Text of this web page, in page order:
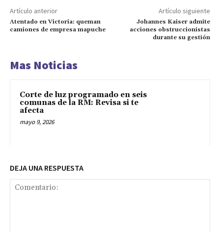
Artículo anterior
Atentado en Victoria: queman
camiones de empresa mapuche
Artículo siguiente
Johannes Kaiser admite
acciones obstruccionistas
durante su gestión
Mas Noticias
Corte de luz programado en seis
comunas de la RM: Revisa si te
afecta
mayo 9, 2026
DEJA UNA RESPUESTA